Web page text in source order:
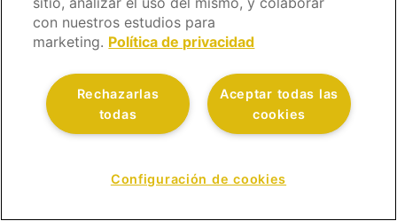
Contacto
Informa de un Siniestro
Área Cliente
Nuestras Ubicaciones
con nuestros estudios para
marketing. Política de privacidad
Aceptar todas las
cookies
Rechazarlas
todas
Configuración de cookies